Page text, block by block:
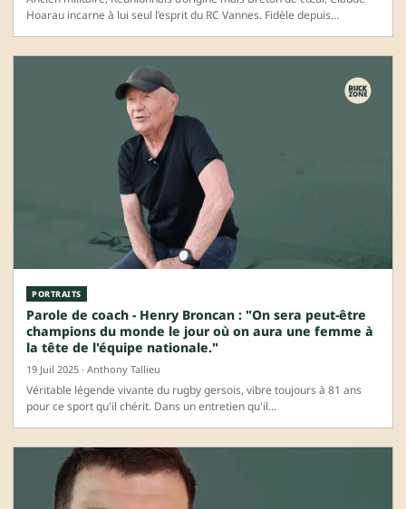
Hoarau incarne à lui seul l’esprit du RC Vannes. Fidèle depuis…
PORTRAITS
Parole de coach - Henry Broncan : "On sera peut-être
champions du monde le jour où on aura une femme à
la tête de l'équipe nationale."
19 Juil 2025 · Anthony Tallieu
Véritable légende vivante du rugby gersois, vibre toujours à 81 ans
pour ce sport qu'il chérit. Dans un entretien qu'il…